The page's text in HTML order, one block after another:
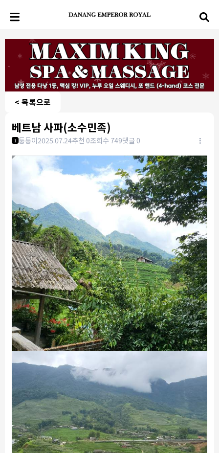
< 목록으로
베트남 사파(소수민족)
1 퉁퉁이2025.07.24추천 0조회수 749댓글 0